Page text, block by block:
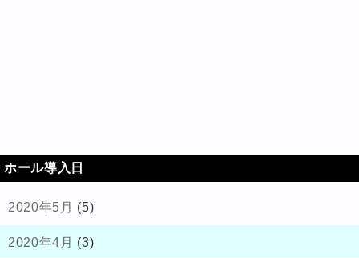
ホール導入日
2020年5月 (5)
2020年4月 (3)